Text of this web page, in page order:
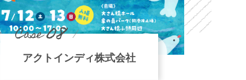
Case08
アクトインディ株式会社